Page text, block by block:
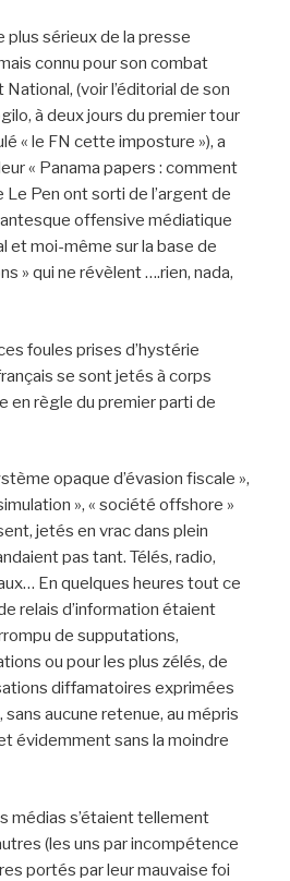
plus sérieux de la presse
connu pour son combat
(voir l’éditorial de son
à deux jours du premier tour
« le FN cette imposture »), a
« Panama papers : comment
Pen ont sorti de l’argent de
offensive médiatique
et moi-même sur la base de
» qui ne révèlent ….rien, nada,
foules prises d’hystérie
se sont jetés à corps
en règle du premier parti de
opaque d’évasion fiscale »,
», « société offshore »
jetés en vrac dans plein
pas tant. Télés, radio,
En quelques heures tout ce
relais d’information étaient
de supputations,
ou pour les plus zélés, de
diffamatoires exprimées
aucune retenue, au mépris
évidemment sans la moindre
médias s’étaient tellement
(les uns par incompétence
portés par leur mauvaise foi